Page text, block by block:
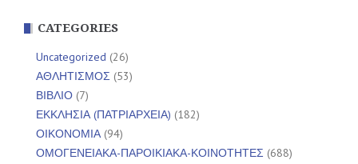
CATEGORIES
Uncategorized (26)
ΑΘΛΗΤΙΣΜΟΣ (53)
ΒΙΒΛΙΟ (7)
ΕΚΚΛΗΣΙΑ (ΠΑΤΡΙΑΡΧΕΙΑ) (182)
ΟΙΚΟΝΟΜΙΑ(94)
ΟΜΟΓΕΝΕΙΑΚΑ-ΠΑΡΟΙΚΙΑΚΑ-ΚΟΙΝΟΤΗΤΕΣ (688)